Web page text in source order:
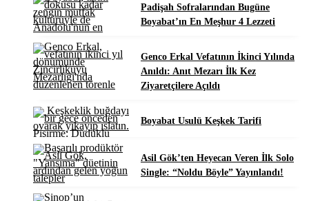
Padişah Sofralarından Bugüne
Boyabat’ın En Meşhur 4 Lezzeti
Genco Erkal Vefatının İkinci Yılında
Anıldı: Anıt Mezarı İlk Kez
Ziyaretçilere Açıldı
Boyabat Usulü Keşkek Tarifi
Asil Gök’ten Heyecan Veren İlk Solo
Single: “Noldu Böyle” Yayınlandı!